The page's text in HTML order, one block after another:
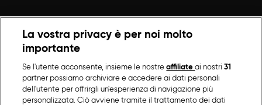
La vostra privacy è per noi molto
importante
Se l'utente acconsente, insieme le nostreaffiliateai nostri31
partner possiamo archiviare e accedere ai dati personali
dell'utente per offrirgli un'esperienza di navigazione più
personalizzata. Ciò avviene tramite il trattamento dei dati